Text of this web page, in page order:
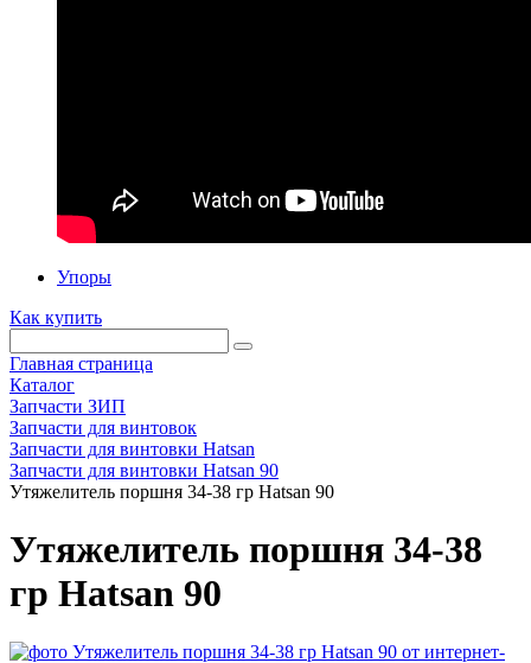
Упоры
Как купить
Главная страница
Каталог
Запчасти ЗИП
Запчасти для винтовок
Запчасти для винтовки Hatsan
Запчасти для винтовки Hatsan 90
Утяжелитель поршня 34-38 гр Hatsan 90
Утяжелитель поршня 34-38
гр Hatsan 90